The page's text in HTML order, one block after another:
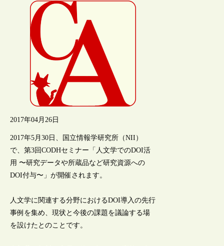
2017年04月26日
2017年5月30日、国立情報学研究所（NII）
で、第3回CODHセミナー「人文学でのDOI活
用 〜研究データや所蔵品など研究資源への
DOI付与〜」が開催されます。
人文学に関連する分野におけるDOI導入の先行
事例を集め、現状と今後の課題を議論する場
を設けたとのことです。